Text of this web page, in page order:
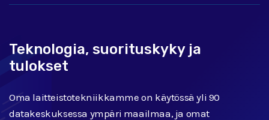
Teknologia, suorituskyky ja
tulokset
Oma laitteistotekniikkamme on käytössä yli 90
datakeskuksessa ympäri maailmaa, ja omat